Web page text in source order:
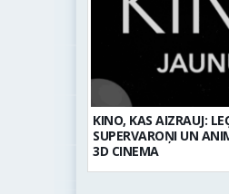
KINO, KAS AIZRAUJ:
SUPERVAROŅI UN
3D CINEMA